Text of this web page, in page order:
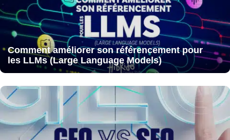
Comment améliorer son référencement pour
les LLMs (Large Language Models)